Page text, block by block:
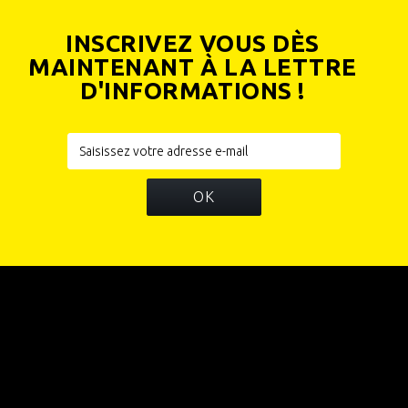
INSCRIVEZ VOUS DÈS
MAINTENANT À LA LETTRE
D'INFORMATIONS !
OK